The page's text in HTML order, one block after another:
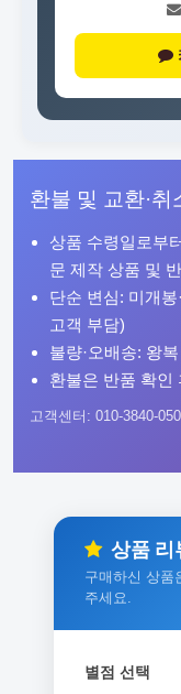
환불 및 교환·취
상품 수령일로부
문 제작 상품 및
단순 변심: 미개
고객 부담)
불량·오배송: 왕
환불은 반품 확인
고객센터: 010-3840-
상품 리
구매하신 상품
주세요.
별점 선택